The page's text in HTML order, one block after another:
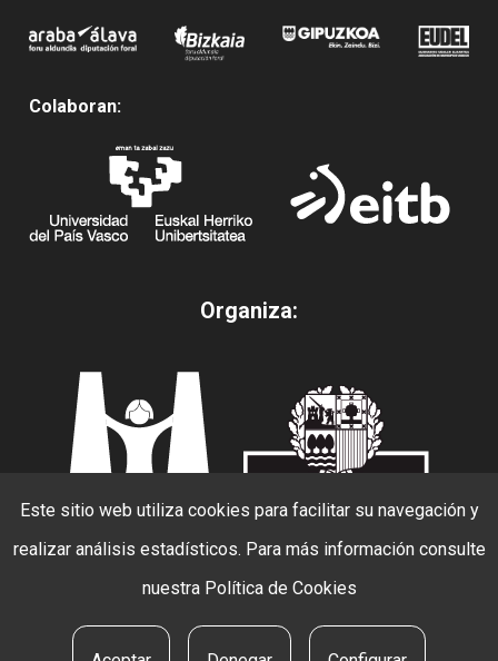
Colaboran:
Organiza:
© 2026 Beldur Barik. todos los derechos
reservados.
Este sitio web utiliza cookies para facilitar su navegación y
realizar análisis estadísticos. Para más información consulte
nuestra Política de Cookies